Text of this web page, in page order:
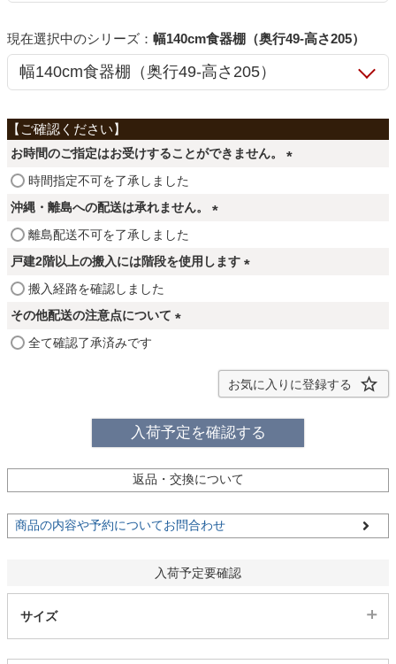
ファブリック
カーテン
ラグ
マット
家電・照明器具
ガーデン
シリーズ： 幅140cm食器棚（奥行49-高さ205）
お時間のご指定はお受けすることができません。
時間指定不可を了承しました
沖縄・離島への配送は承れません。
必
離島配送不可を了承しました
戸建2階以上の搬入には階段を使用します
搬入経路を確認しました
その他配送の注意点について
全て確認了承済みです
お気に入りに登録する
入荷予定を確認する
返品・交換について
商品の内容や予約についてお問合わせ
入荷予定要確認
サイズ